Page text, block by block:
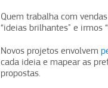
Quem trabalha com
“ideias brilhantes" e irmos
Novos projetos envolvem
cada ideia e mapear as
propostas.